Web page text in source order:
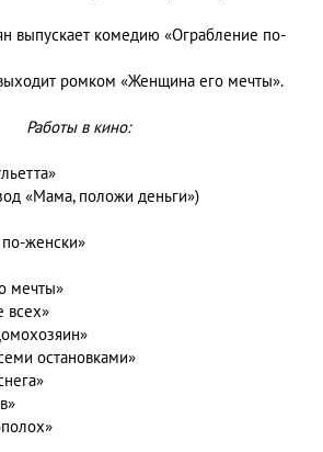
выпускает комедию «Ограбление по-
ромком «Женщина его мечты».
Работы в кино:
«Мама, положи деньги»)
женски»
мечты»
всех»
остановками»